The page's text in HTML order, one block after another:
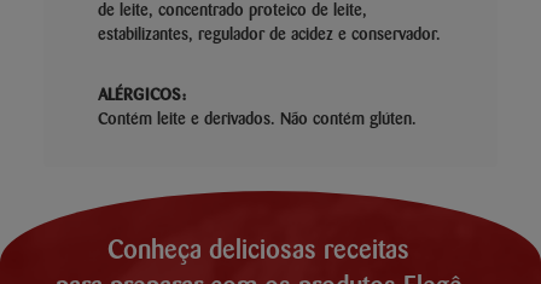
de leite, concentrado proteico de leite,
estabilizantes, regulador de acidez e conservador.
ALÉRGICOS:
Contém leite e derivados. Não contém glúten.
Conheça deliciosas receitas